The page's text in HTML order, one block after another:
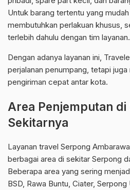
Untuk barang tertentu yang
membutuhkan perlakuan khusus,
terlebih dahulu dengan tim layanan.
Dengan adanya layanan ini,
perjalanan penumpang, tetapi
pengiriman cepat antar kota.
Area Penjemputan
Sekitarnya
Layanan travel Serpong
berbagai area di sekitar Serpong
Beberapa area yang sering
BSD, Rawa Buntu, Ciater,